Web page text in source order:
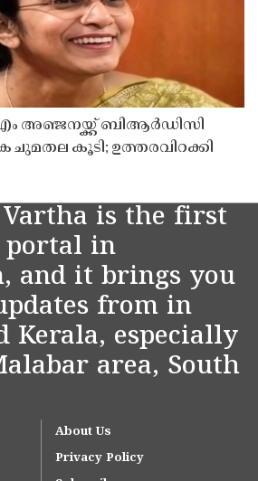
അഞ്ജനയ്ക്ക് ബിആർഡിസി
കൂടി; ഉത്തരവിറക്കി
Vartha is the first
portal in
and it brings you
from in
Kerala, especially
area, South
About Us
Privacy Policy